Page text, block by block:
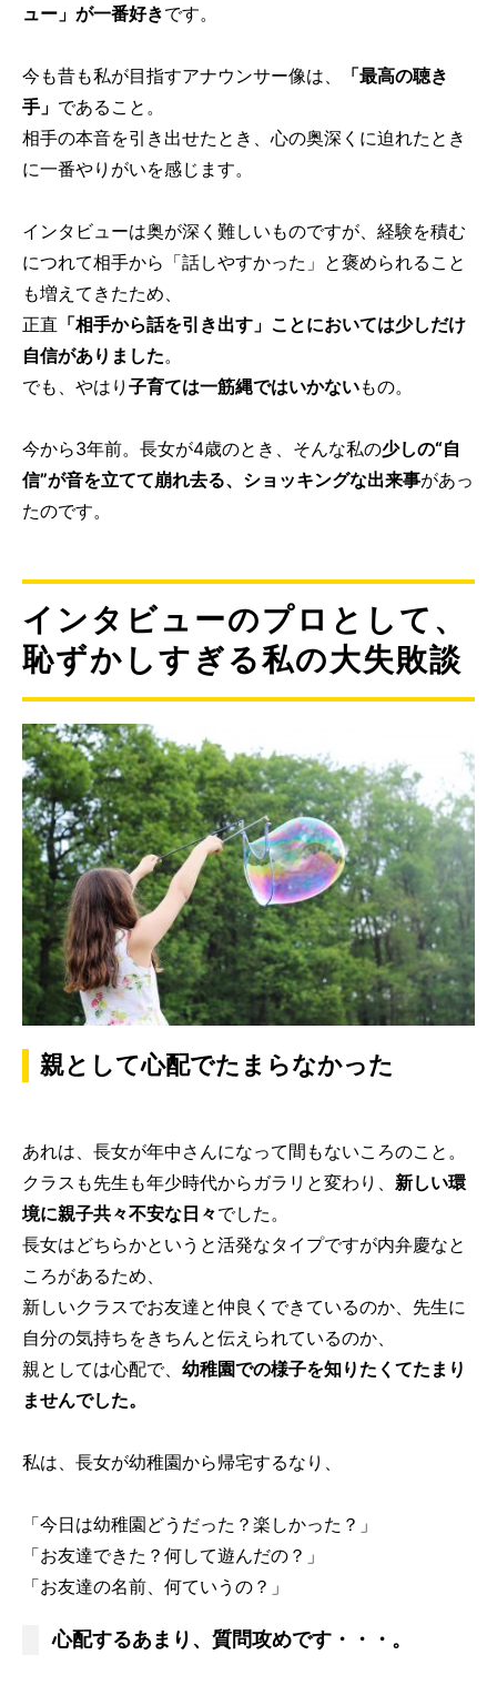
ュー」が一番好きです。
今も昔も私が目指すアナウンサー像は、
「最高の聴き
手」 であること。
相手の本音を引き出せたとき、心の奥深くに迫れたとき
に一番やりがいを感じます。
インタビューは奥が深く難しいものですが、経験を積む
につれて相手から「話しやすかった」と褒められること
も増えてきたため、
正直 「相手から話を引き出す」ことにおいては少しだけ
自信がありました。
でも、やはり 子育ては一筋縄ではいかないもの。
今から3年前。長女が4歳のとき、そんな私の少しの“自
信”が音を立てて崩れ去る、ショッキングな出来事があっ
たのです。
インタビューのプロとして、
恥ずかしすぎる私の大失敗談
親として心配でたまらなかった
あれは、長女が年中さんになって間もないころのこと。
クラスも先生も年少時代からガラリと変わり、 新しい環
境に親子共々不安な日々でした。
長女はどちらかというと活発なタイプですが内弁慶なと
ころがあるため、
新しいクラスでお友達と仲良くできているのか、先生に
自分の気持ちをきちんと伝えられているのか、
親としては心配で、 幼稚園での様子を知りたくてたまり
ませんでした。
私は、長女が幼稚園から帰宅するなり、
「今日は幼稚園どうだった？楽しかった？」
「お友達できた？何して遊んだの？」
「お友達の名前、何ていうの？」
心配するあまり、質問攻めです・・・。